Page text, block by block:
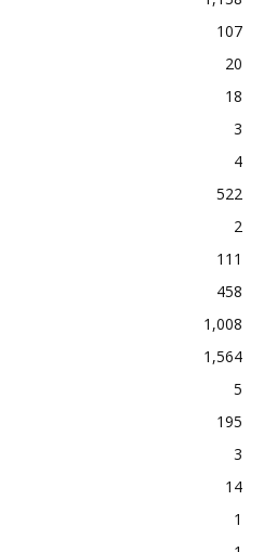
107
20
18
3
4
522
2
111
458
1,008
1,564
5
195
3
14
1